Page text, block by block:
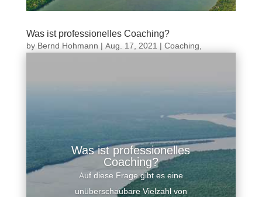
Was ist professionelles Coaching?
by Bernd Hohmann | Aug. 17, 2021| Coaching,
Was ist professionelles
Coaching?
Auf diese Frage gibt es eine
unüberschaubare Vielzahl von